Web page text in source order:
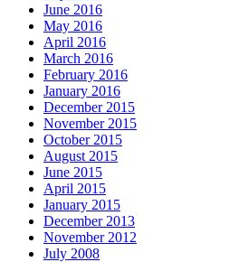
June 2016
May 2016
April 2016
March 2016
February 2016
January 2016
December 2015
November 2015
October 2015
August 2015
June 2015
April 2015
January 2015
December 2013
November 2012
July 2008